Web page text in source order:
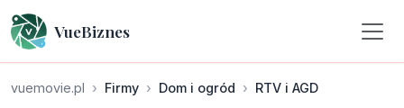
VueBiznes
vuemovie.pl Firmy Dom i ogród RTV i AGD